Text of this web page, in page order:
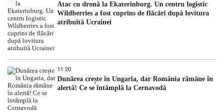
Atac cu dronă la Ekaterinburg. Un centru logistic
Wildberries a fost cuprins de flăcări după lovitura
atribuită Ucrainei
11:20
Dunărea crește în Ungaria, dar România rămâne în
alertă! Ce se întâmplă la Cernavodă